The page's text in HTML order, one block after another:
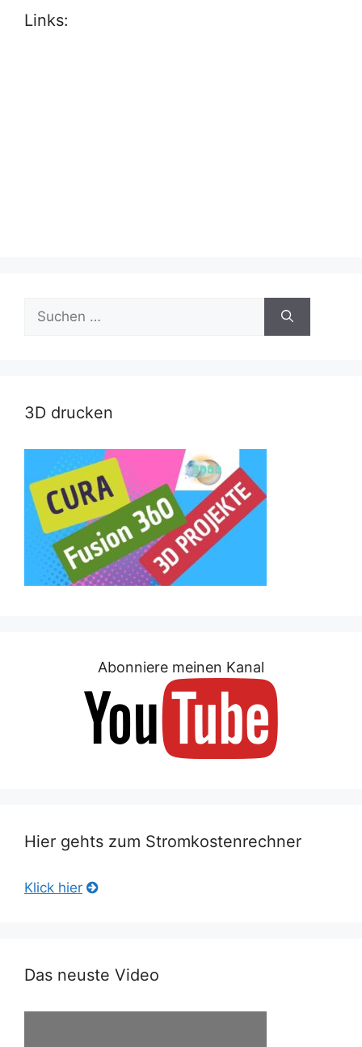
Links:
Suche
nach:
3D drucken
Abonniere meinen Kanal
Hier gehts zum Stromkostenrechner
Klick hier
Das neuste Video